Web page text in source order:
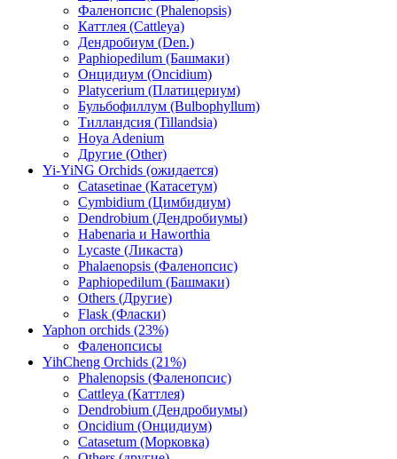
Фаленопсис (Phalenopsis)
Каттлея (Cattleya)
Дендробиум (Den.)
Paphiopedilum (Башмаки)
Онцидиум (Oncidium)
Platycerium (Платицериум)
Бульбофиллум (Bulbophyllum)
Тилландсия (Tillandsia)
Hoya Adenium
Другие (Other)
Yi-YiNG Orchids (ожидается)
Catasetinae (Катасетум)
Cymbidium (Цимбидиум)
Dendrobium (Дендробиумы)
Habenaria и Haworthia
Lycaste (Ликаста)
Phalaenopsis (Фаленопсис)
Paphiopedilum (Башмаки)
Others (Другие)
Flask (Фласки)
Yaphon orchids (23%)
Фаленопсисы
YihCheng Orchids (21%)
Phalenopsis (Фаленопсис)
Cattleya (Каттлея)
Dendrobium (Дендробиумы)
Oncidium (Онцидиум)
Catasetum (Морковка)